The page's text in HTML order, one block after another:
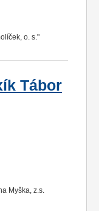
o. s."
Tábor
Myška, z.s.